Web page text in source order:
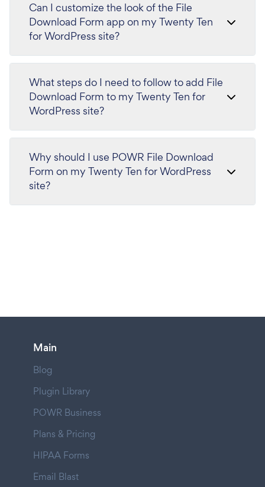
Can I customize the look of the File
Download Form app on my Twenty Ten
for WordPress site?
What steps do I need to follow to add File
Download Form to my Twenty Ten for
WordPress site?
Why should I use POWR File Download
Form on my Twenty Ten for WordPress
site?
Main
Blog
Plugin Library
POWR Business
Plans & Pricing
HIPAA Forms
Email Blast